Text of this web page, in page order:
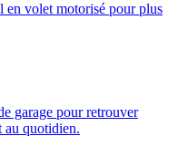
en volet motorisé pour plus
garage pour retrouver
au quotidien.